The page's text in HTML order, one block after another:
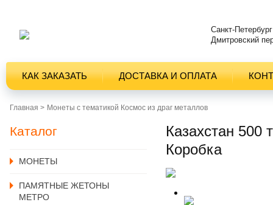
Санкт-Петербург
Дмитровский
КАК ЗАКАЗАТЬ ДОСТАВКА И ОПЛАТА
Главная > Монеты с тематикой Космос из драг металлов
Каталог
MОНЕТЫ
ПАМЯТНЫЕ ЖЕТОНЫ
МЕТРО
Казахстан 500
Коробка